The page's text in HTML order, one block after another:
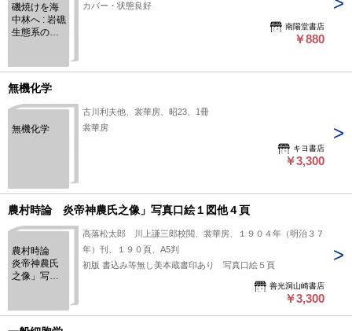
磯焼けを海
中林へ : 岩礁
生態系の世
エンス＞
カバー・状態良好
南陽堂書店
￥880
無機化学
無機化学
古川利夫他、裳華房、昭23、1冊
裳華房
キヨ書店
￥3,300
農村時論 炎帝神農氏之像」写真口絵１図他４頁
農村時論
炎帝神農氏
之像」写真
高落松太郎 川上謙三郎校閲、裳華房、１９０４年（明治３７
年）刊、１９０頁、A5判
初版 書込み等無し美本蔵書印あり 写真口絵５頁
善光洞山崎書店
￥3,300